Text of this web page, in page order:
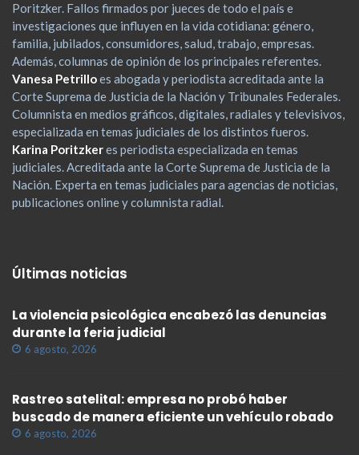
Poritzker. Fallos firmados por jueces de todo el país e
investigaciones que influyen en la vida cotidiana: género,
familia, jubilados, consumidores, salud, trabajo, empresas.
Además, columnas de opinión de los principales referentes.
Vanesa Petrilloes abogada y periodista acreditada ante la
Corte Suprema de Justicia de la Nación y Tribunales Federales.
Columnista en medios gráficos, digitales, radiales y televisivos,
especializada en temas judiciales de los distintos fueros.
Karina Poritzkeres periodista especializada en temas
judiciales. Acreditada ante la Corte Suprema de Justicia de la
Nación. Experta en temas judiciales para agencias de noticias,
publicaciones online y columnista radial.
Últimas noticias
La violencia psicológica encabezó las denuncias
durante la feria judicial
6 agosto, 2026
Rastreo satelital: empresa no probó haber
buscado de manera eficiente un vehículo robado
6 agosto, 2026